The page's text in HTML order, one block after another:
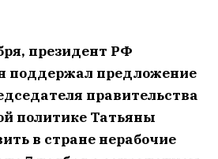
президент РФ
поддержал предложение
правительства
политике Татьяны
в стране нерабочие